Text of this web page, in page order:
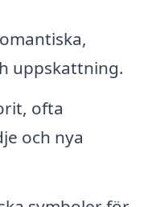
uppskattning.
ofta
och nya